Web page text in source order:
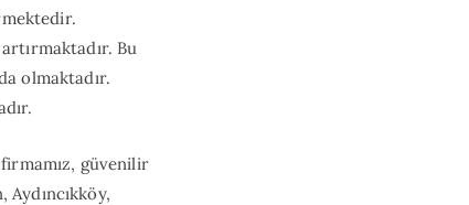
Bu
olmaktadır.
güvenilir